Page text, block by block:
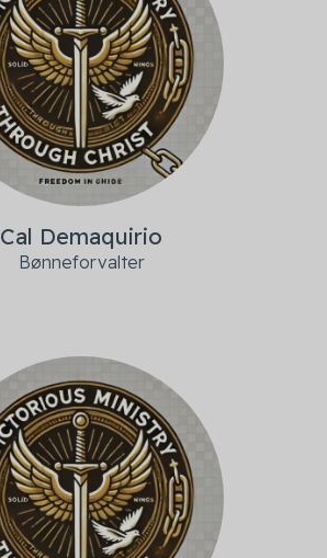
Cal Demaquirio
Bønneforvalter